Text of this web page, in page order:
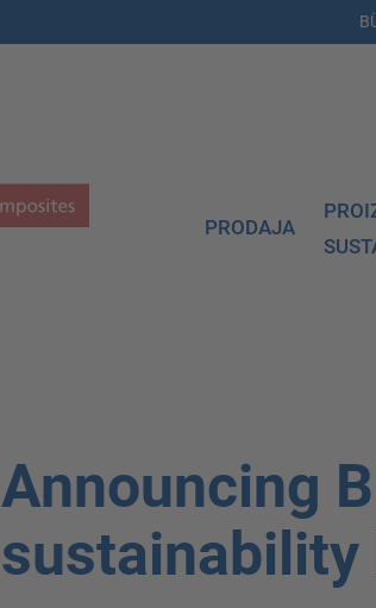
PRODAJA
Announcing
sustainability